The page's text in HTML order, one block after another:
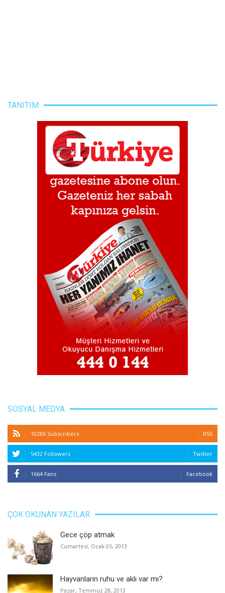
TANITIM
SOSYAL MEDYA
10286 Subscribers RSS
5432 Followers Twitter
1664 Fans Facebook
ÇOK OKUNAN YAZILAR
Gece çöp atmak
Cumartesi, Ocak 05, 2013
Hayvanların ruhu ve aklı var mı?
Pazar, Temmuz 28, 2013